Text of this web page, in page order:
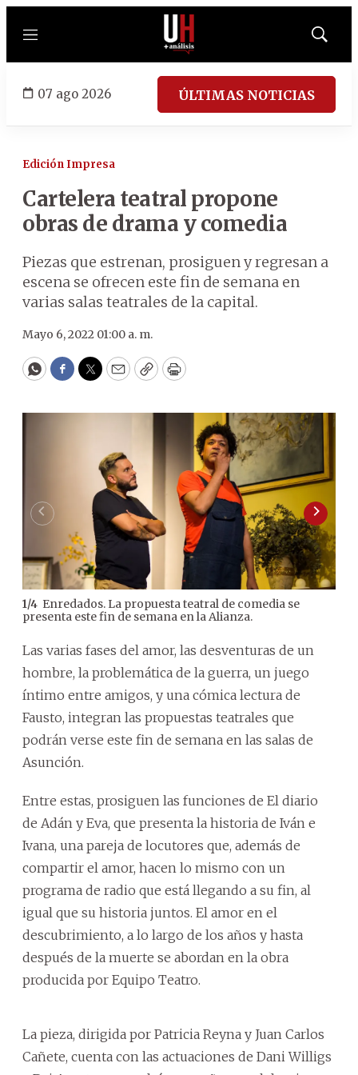
Menú
Mostrar
07 ago 2026 ÚLTIMAS NOTICIAS
Edición Impresa
Cartelera teatral propone
obras de drama y comedia
Piezas que estrenan, prosiguen y regresan a
escena se ofrecen este fin de semana en
varias salas teatrales de la capital.
Mayo 6, 2022 01:00 a. m.
WhatsApp
Facebook
Twitter
EmailCopyPrint
1/4 Enredados. La propuesta teatral de comedia se
presenta este fin de semana en la Alianza.
Las varias fases del amor, las desventuras de un
hombre, la problemática de la guerra, un juego
íntimo entre amigos, y una cómica lectura de
Fausto, integran las propuestas teatrales que
podrán verse este fin de semana en las salas de
Asunción.
Entre estas, prosiguen las funciones de El diario
de Adán y Eva, que presenta la historia de Iván e
Ivana, una pareja de locutores que, además de
compartir el amor, hacen lo mismo con un
programa de radio que está llegando a su fin, al
igual que su historia juntos. El amor en el
descubrimiento, a lo largo de los años y hasta
después de la muerte se abordan en la obra
producida por Equipo Teatro.
La pieza, dirigida por Patricia Reyna y Juan Carlos
Cañete, cuenta con las actuaciones de Dani Willigs